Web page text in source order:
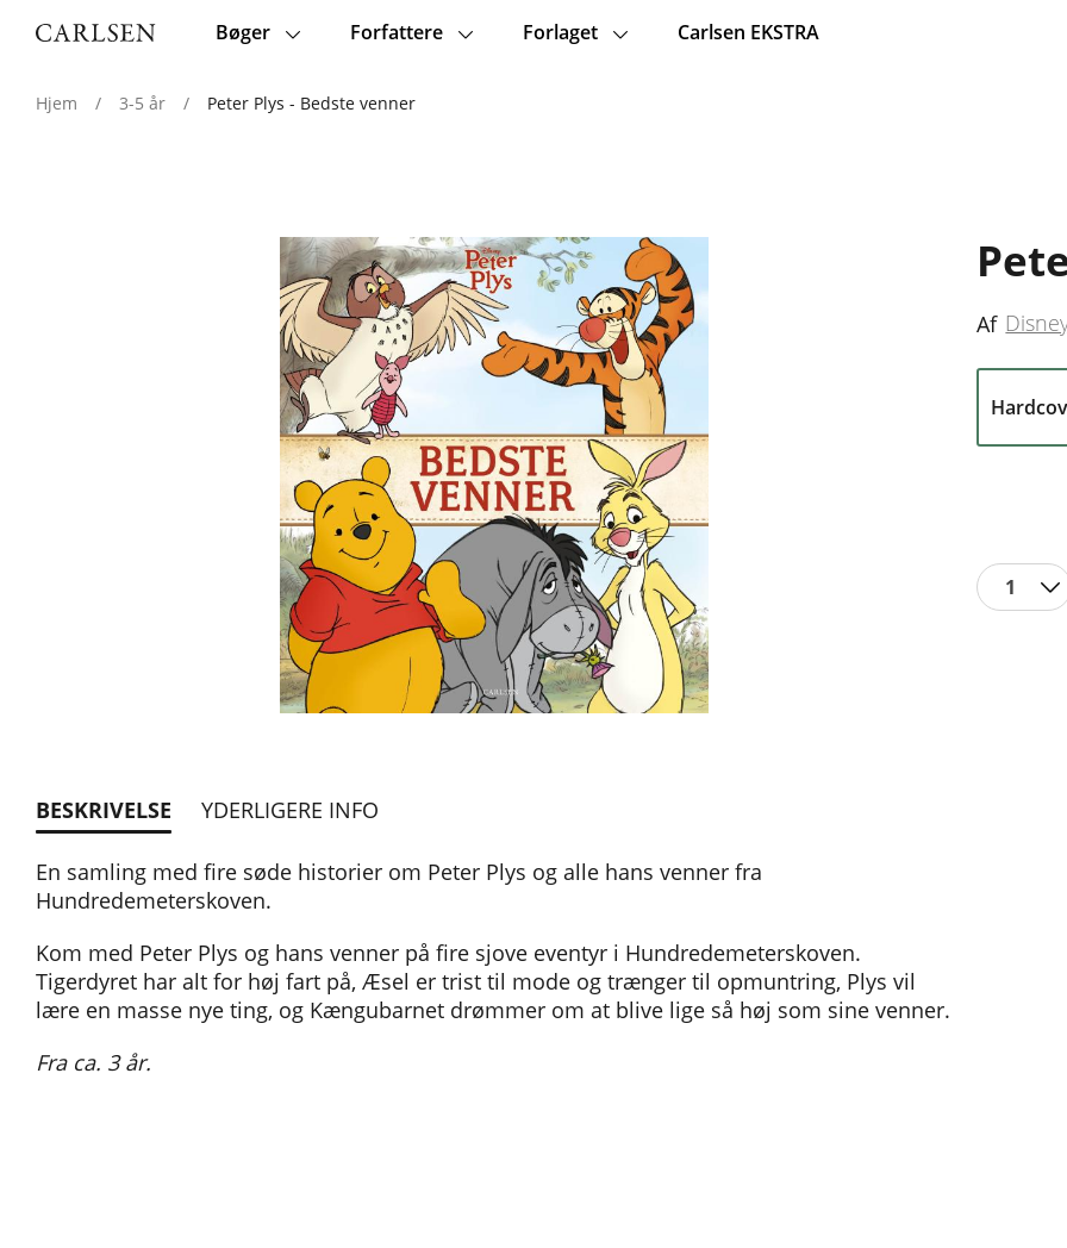
Main
Bøger Forfattere Forlaget Carlsen EKSTRA
Hjem / 3-5 år / Peter Plys - Bedste venner
Af
1
BESKRIVELSE YDERLIGERE INFO
En samling med fire søde historier om Peter Plys og alle hans venner fra
Hundredemeterskoven.
Kom med Peter Plys og hans venner på fire sjove eventyr i Hundredemeterskoven.
Tigerdyret har alt for høj fart på, Æsel er trist til mode og trænger til opmuntring, Plys vil
lære en masse nye ting, og Kængubarnet drømmer om at blive lige så høj som sine venner.
Fra ca. 3 år.